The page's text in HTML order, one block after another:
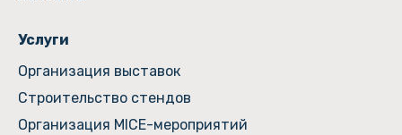
Услуги
Организация выставок
Строительство стендов
Организация MICE-мероприятий